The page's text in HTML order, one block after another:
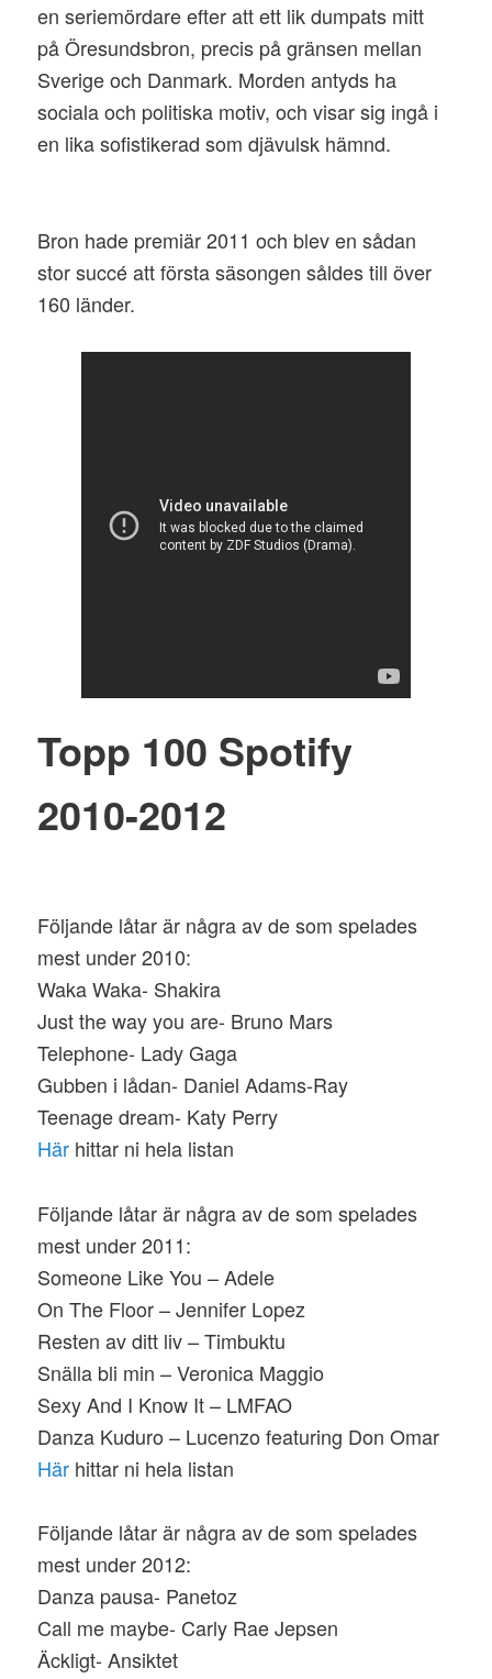
en seriemördare efter att ett lik dumpats mitt
på Öresundsbron, precis på gränsen mellan
Sverige och Danmark. Morden antyds ha
sociala och politiska motiv, och visar sig ingå i
en lika sofistikerad som djävulsk hämnd.
Bron hade premiär 2011 och blev en sådan
stor succé att första säsongen såldes till över
160 länder.
Topp 100 Spotify
2010-2012
Följande låtar är några av de som spelades
mest under 2010:
Waka Waka- Shakira
Just the way you are- Bruno Mars
Telephone- Lady Gaga
Gubben i lådan- Daniel Adams-Ray
Teenage dream- Katy Perry
Här hittar ni hela listan
Följande låtar är några av de som spelades
mest under 2011:
Someone Like You – Adele
On The Floor – Jennifer Lopez
Resten av ditt liv – Timbuktu
Snälla bli min – Veronica Maggio
Sexy And I Know It – LMFAO
Danza Kuduro – Lucenzo featuring Don Omar
Här hittar ni hela listan
Följande låtar är några av de som spelades
mest under 2012:
Danza pausa- Panetoz
Call me maybe- Carly Rae Jepsen
Äckligt- Ansiktet